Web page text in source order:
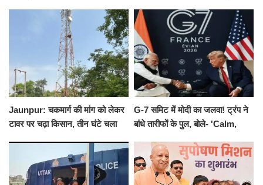
संकल्प
Jaunpur: चकमार्ग की मांग को लेकर
टावर पर चढ़ा किसान, तीन घंटे चला
G-7 समिट में मोदी का जलवा! ट्रंप ने
बांधे तारीफों के पुल, बोले- 'Calm,